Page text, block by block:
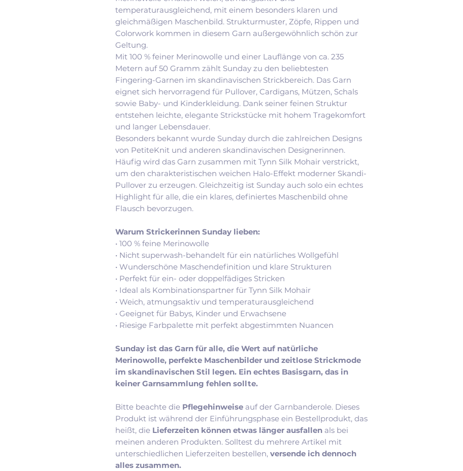
temperaturausgleichend, mit einem besonders klaren und
gleichmäßigen Maschenbild. Strukturmuster, Zöpfe, Rippen und
Colorwork kommen in diesem Garn außergewöhnlich schön zur
Geltung.
Mit 100 % feiner Merinowolle und einer Lauflänge von ca. 235
Metern auf 50 Gramm zählt Sunday zu den beliebtesten
Fingering-Garnen im skandinavischen Strickbereich. Das Garn
eignet sich hervorragend für Pullover, Cardigans, Mützen, Schals
sowie Baby- und Kinderkleidung. Dank seiner feinen Struktur
entstehen leichte, elegante Strickstücke mit hohem Tragekomfort
und langer Lebensdauer.
Besonders bekannt wurde Sunday durch die zahlreichen Designs
von PetiteKnit und anderen skandinavischen Designerinnen.
Häufig wird das Garn zusammen mit Tynn Silk Mohair verstrickt,
um den charakteristischen weichen Halo-Effekt moderner Skandi-
Pullover zu erzeugen. Gleichzeitig ist Sunday auch solo ein echtes
Highlight für alle, die ein klares, definiertes Maschenbild ohne
Flausch bevorzugen.
Warum Strickerinnen Sunday lieben:
• 100 % feine Merinowolle
• Nicht superwash-behandelt für ein natürliches Wollgefühl
• Wunderschöne Maschendefinition und klare Strukturen
• Perfekt für ein- oder doppelfädiges Stricken
• Ideal als Kombinationspartner für Tynn Silk Mohair
• Weich, atmungsaktiv und temperaturausgleichend
• Geeignet für Babys, Kinder und Erwachsene
• Riesige Farbpalette mit perfekt abgestimmten Nuancen
Sunday ist das Garn für alle, die Wert auf natürliche
Merinowolle, perfekte Maschenbilder und zeitlose Strickmode
im skandinavischen Stil legen. Ein echtes Basisgarn, das in
keiner Garnsammlung fehlen sollte.
Bitte beachte die Pflegehinweise auf der Garnbanderole. Dieses
Produkt ist während der Einführungsphase ein Bestellprodukt, das
heißt, die Lieferzeiten können etwas länger ausfallen als bei
meinen anderen Produkten. Solltest du mehrere Artikel mit
unterschiedlichen Lieferzeiten bestellen, versende ich dennoch
alles zusammen.